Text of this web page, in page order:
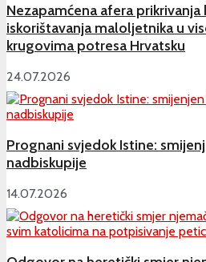
Nezapamćena afera
iskorištavanja maloljetnika u
krugovima potresa Hrvatsku
24.07.2026
Prognani svjedok Istine:
nadbiskupije
14.07.2026